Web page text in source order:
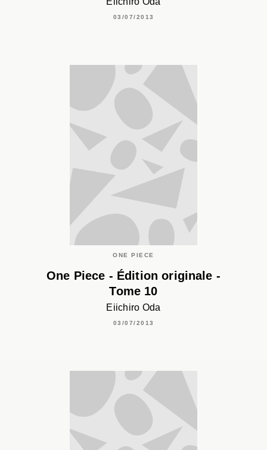
03/07/2013
ONE PIECE
One Piece - Édition originale -
Tome 10
Eiichiro Oda
03/07/2013